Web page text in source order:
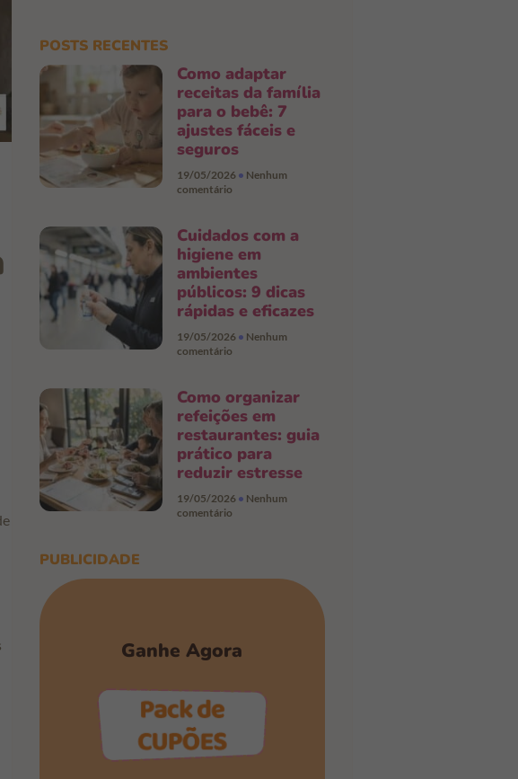
POSTS RECENTES
Como adaptar
receitas da família
para o bebê: 7
ajustes fáceis e
seguros
19/05/2026
Nenhum
comentário
Cuidados com a
higiene em
ambientes
públicos: 9 dicas
rápidas e eficazes
19/05/2026
Nenhum
comentário
Como organizar
refeições em
restaurantes: guia
prático para
reduzir estresse
19/05/2026
Nenhum
comentário
PUBLICIDADE
Ganhe Agora